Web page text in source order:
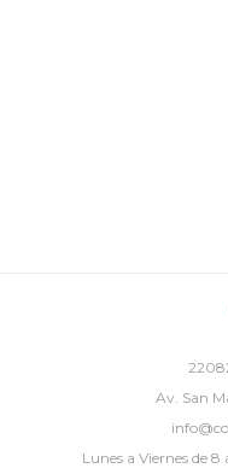
Av. San
Lunes a Viernes de 8